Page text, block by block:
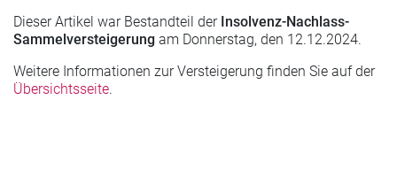
Dieser Artikel war Bestandteil der Insolvenz-Nachlass-
Sammelversteigerung am Donnerstag, den 12.12.2024.
Weitere Informationen zur Versteigerung finden Sie auf der
Übersichtsseite.